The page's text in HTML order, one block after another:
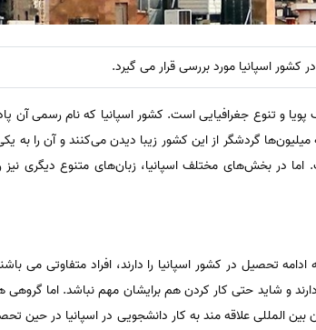
اسپانیا مورد بررسی قرار می گیرد.
و تنوع جغرافیایی است. کشور اسپانیا که نام رسمی آن
گردشگر از این کشور زیبا دیدن می‌کنند و آن را به
در بخش‌های مختلف اسپانیا، زبان‌های متنوع دیگری
تحصیل در کشور اسپانیا را دارند، افراد متفاوتی می
و شاید حتی کار کردن هم برایشان مهم نباشد. اما
بین المللی علاقه مند به کار دانشجویی در اسپانیا در حین